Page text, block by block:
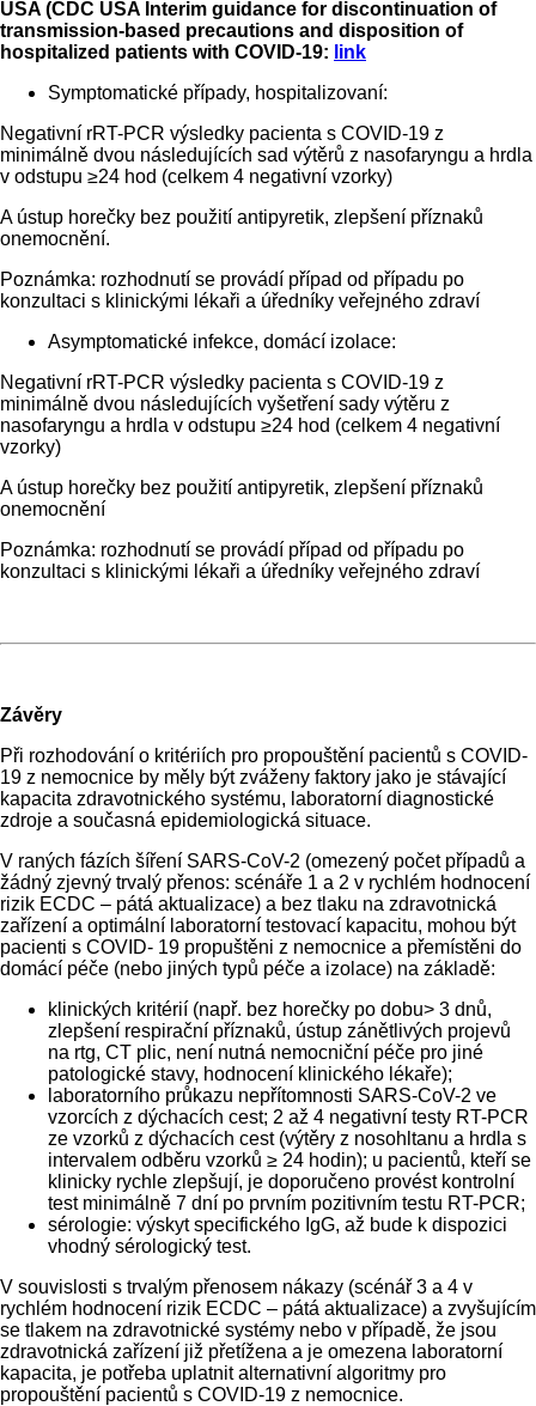
USA (CDC USA Interim guidance for discontinuation of
transmission-based precautions and disposition of
hospitalized patients with COVID-19: link
Symptomatické případy, hospitalizovaní:
Negativní rRT-PCR výsledky pacienta s COVID-19 z
minimálně dvou následujících sad výtěrů z nasofaryngu a hrdla
v odstupu ≥24 hod (celkem 4 negativní vzorky)
A ústup horečky bez použití antipyretik, zlepšení příznaků
onemocnění.
Poznámka: rozhodnutí se provádí případ od případu po
konzultaci s klinickými lékaři a úředníky veřejného zdraví
Asymptomatické infekce, domácí izolace:
Negativní rRT-PCR výsledky pacienta s COVID-19 z
minimálně dvou následujících vyšetření sady výtěru z
nasofaryngu a hrdla v odstupu ≥24 hod (celkem 4 negativní
vzorky)
A ústup horečky bez použití antipyretik, zlepšení příznaků
onemocnění
Poznámka: rozhodnutí se provádí případ od případu po
konzultaci s klinickými lékaři a úředníky veřejného zdraví
Závěry
Při rozhodování o kritériích pro propouštění pacientů s COVID-
19 z nemocnice by měly být zváženy faktory jako je stávající
kapacita zdravotnického systému, laboratorní diagnostické
zdroje a současná epidemiologická situace.
V raných fázích šíření SARS-CoV-2 (omezený počet případů a
žádný zjevný trvalý přenos: scénáře 1 a 2 v rychlém hodnocení
rizik ECDC – pátá aktualizace) a bez tlaku na zdravotnická
zařízení a optimální laboratorní testovací kapacitu, mohou být
pacienti s COVID- 19 propuštěni z nemocnice a přemístěni do
domácí péče (nebo jiných typů péče a izolace) na základě:
klinických kritérií (např. bez horečky po dobu> 3 dnů,
zlepšení respirační příznaků, ústup zánětlivých projevů
na rtg, CT plic, není nutná nemocniční péče pro jiné
patologické stavy, hodnocení klinického lékaře);
laboratorního průkazu nepřítomnosti SARS-CoV-2 ve
vzorcích z dýchacích cest; 2 až 4 negativní testy RT-PCR
ze vzorků z dýchacích cest (výtěry z nosohltanu a hrdla s
intervalem odběru vzorků ≥ 24 hodin); u pacientů, kteří se
klinicky rychle zlepšují, je doporučeno provést kontrolní
test minimálně 7 dní po prvním pozitivním testu RT-PCR;
sérologie: výskyt specifického IgG, až bude k dispozici
vhodný sérologický test.
V souvislosti s trvalým přenosem nákazy (scénář 3 a 4 v
rychlém hodnocení rizik ECDC – pátá aktualizace) a zvyšujícím
se tlakem na zdravotnické systémy nebo v případě, že jsou
zdravotnická zařízení již přetížena a je omezena laboratorní
kapacita, je potřeba uplatnit alternativní algoritmy pro
propouštění pacientů s COVID-19 z nemocnice.